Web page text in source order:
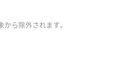
ら除外されます。